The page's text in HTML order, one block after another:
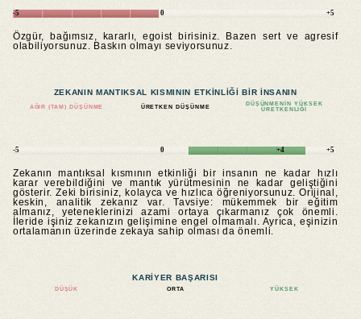
-5 0 +5
Özgür, bağımsız, kararlı, egoist birisiniz. Bazen sert ve agresif
olabiliyorsunuz. Baskın olmayı seviyorsunuz.
ZEKANIN MANTIKSAL KISMININ ETKINLIĞI BIR INSANIN
AĞIR (TAM) DÜŞÜNME ÜRETKEN DÜŞÜNME
DÜŞÜNMENIN YÜKSEK
ÜRETKENLIĞI
-5 0 +4 +5
Zekanın mantıksal kısmının etkinliği bir insanın ne kadar hızlı
karar verebildiğini ve mantık yürütmesinin ne kadar geliştiğini
gösterir. Zeki birisiniz, kolayca ve hızlıca öğreniyorsunuz. Orijinal,
keskin, analitik zekanız var. Tavsiye: mükemmek bir eğitim
almanız, yeteneklerinizi azami ortaya çıkarmanız çok önemli.
İleride işiniz zekanızın gelişimine engel olmamalı. Ayrıca, eşinizin
ortalamanın üzerinde zekaya sahip olması da önemli.
KARIYER BAŞARISI
DÜŞÜK ORTA YÜKSEK